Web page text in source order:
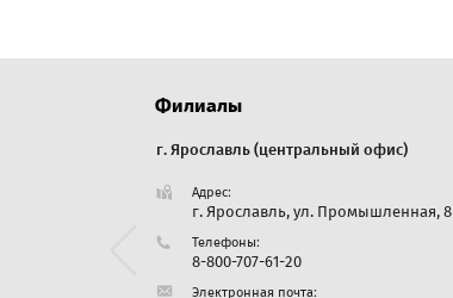
Филиалы
г. Ярославль (центральный офис)
Адрес:
г. Ярославль, ул. Промышленная, 8
Телефоны:
8-800-707-61-20
Электронная почта: